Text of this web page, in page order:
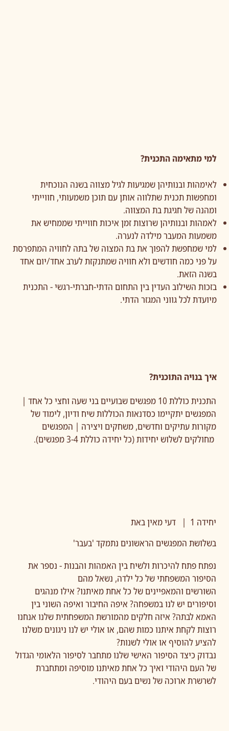
למי מתאימה התכנית?
לאימהות ובנותיהן שמגיעות לגיל מצווה בשנה הנוכחית
ומחפשות תכנית שתלווה אותן עם תוכן משמעותי, חווייתי
ומהנה של חגיגת בת המצווה.
לאמהות ובנותיהן שרוצות זמן איכות חווייתי שממחיש את
משמעות המעבר מילדה לנערה.
למי שמחפשת להפוך את בת המצוה של בתה לחוויה המתפרסת
על פני כמה חודשים ולא חוויה שמתנקזת לערב אחד/יום אחד
בשנה הזאת.
בזכות השילוב העדין בין התחום הדתי-חברתי-רגשי - התכנית
מיועדת לכל גווני המגזר הדתי.
איך בנויה התוכנית?
התכנית כוללת 10 מפגשים שבועיים בני שעה וחצי כל אחד |
המפגשים יתקיימו כסדנאות הכוללות שיח ודיון, לימוד של
מקורות עתיקים וחדשים, משחקים ויצירה | המפגשים
מחולקים לשלוש יחידות (כל יחידה כוללת 3-4 מפגשים).
​יחידה 1 | דעי מאין באת
נפתח פתח להיכרות ולשיח בין האמהות והבנות - נספר את
הסיפור המשפחתי של כל ילדה, נשאל מהם
השורשים והמאפיינים של כל אחת מאיתנו? אילו מנהגים
וסיפורים יש לנו במשפחה? איפה החיבור ואיפה השוני בין
האמא לבתה? איזה חלקים מהמורשת המשפחתית שלנו אנחנו
רוצות לקחת איתנו כמות שהם, או אולי יש לנו ניגונים משלנו
להציע להוסיף או אולי לשנות?
נבדוק כיצד הסיפור האישי שלנו מתחבר לסיפור הלאומי הגדול
של העם היהודי ואיך כל אחת מאיתנו מוסיפה ומתחברת
לשרשרת ארוכה של נשים בעם היהודי.
בשלושת המפגשים הראשונים נתמקד 'בעבר'